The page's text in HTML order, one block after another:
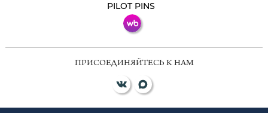
PILOT PINS
ПРИСОЕДИНЯЙТЕСЬ К НАМ